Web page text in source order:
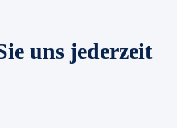
uns jederzeit